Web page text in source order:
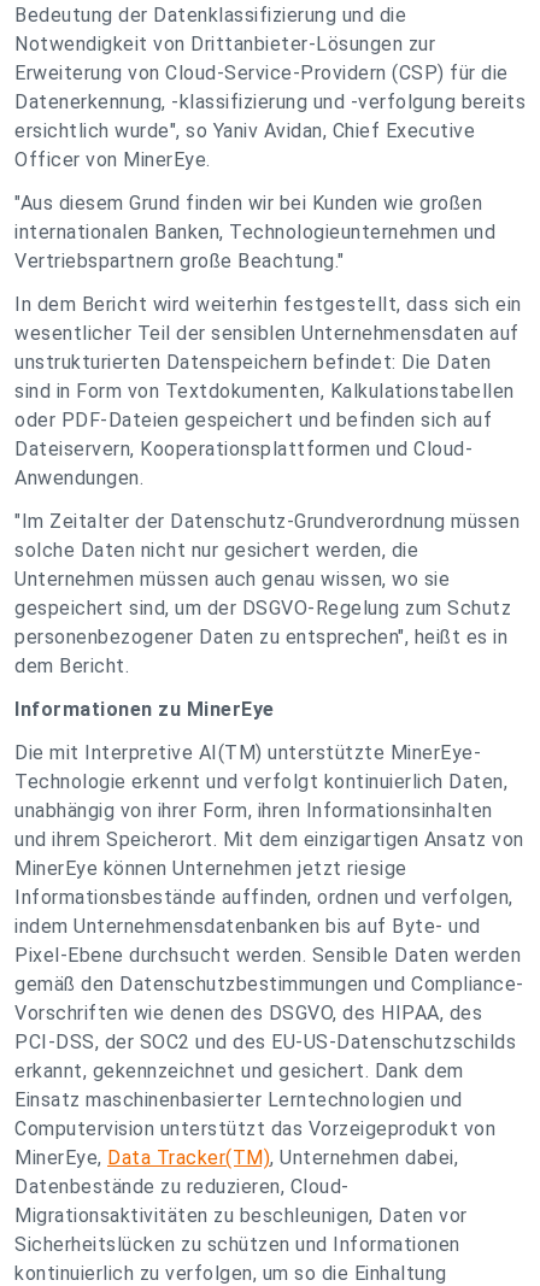
Bedeutung der Datenklassifizierung und die
Notwendigkeit von Drittanbieter-Lösungen zur
Erweiterung von Cloud-Service-Providern (CSP) für die
Datenerkennung, -klassifizierung und -verfolgung bereits
ersichtlich wurde", so Yaniv Avidan, Chief Executive
Officer von MinerEye.
"Aus diesem Grund finden wir bei Kunden wie großen
internationalen Banken, Technologieunternehmen und
Vertriebspartnern große Beachtung."
In dem Bericht wird weiterhin festgestellt, dass sich ein
wesentlicher Teil der sensiblen Unternehmensdaten auf
unstrukturierten Datenspeichern befindet: Die Daten
sind in Form von Textdokumenten, Kalkulationstabellen
oder PDF-Dateien gespeichert und befinden sich auf
Dateiservern, Kooperationsplattformen und Cloud-
Anwendungen.
"Im Zeitalter der Datenschutz-Grundverordnung müssen
solche Daten nicht nur gesichert werden, die
Unternehmen müssen auch genau wissen, wo sie
gespeichert sind, um der DSGVO-Regelung zum Schutz
personenbezogener Daten zu entsprechen", heißt es in
dem Bericht.
Informationen zu MinerEye
Die mit Interpretive AI(TM) unterstützte MinerEye-
Technologie erkennt und verfolgt kontinuierlich Daten,
unabhängig von ihrer Form, ihren Informationsinhalten
und ihrem Speicherort. Mit dem einzigartigen Ansatz von
MinerEye können Unternehmen jetzt riesige
Informationsbestände auffinden, ordnen und verfolgen,
indem Unternehmensdatenbanken bis auf Byte- und
Pixel-Ebene durchsucht werden. Sensible Daten werden
gemäß den Datenschutzbestimmungen und Compliance-
Vorschriften wie denen des DSGVO, des HIPAA, des
PCI-DSS, der SOC2 und des EU-US-Datenschutzschilds
erkannt, gekennzeichnet und gesichert. Dank dem
Einsatz maschinenbasierter Lerntechnologien und
Computervision unterstützt das Vorzeigeprodukt von
MinerEye, Data Tracker(TM), Unternehmen dabei,
Datenbestände zu reduzieren, Cloud-
Migrationsaktivitäten zu beschleunigen, Daten vor
Sicherheitslücken zu schützen und Informationen
kontinuierlich zu verfolgen, um so die Einhaltung